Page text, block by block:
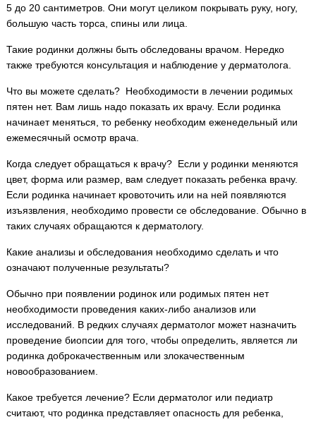
5 до 20 сантиметров. Они могут целиком покрывать руку, ногу,
большую часть торса, спины или лица.
Такие родинки должны быть обследованы врачом. Нередко
также требуются консультация и наблюдение у дерматолога.
Что вы можете сделать? Необходимости в лечении родимых
пятен нет. Вам лишь надо показать их врачу. Если родинка
начинает меняться, то ребенку необходим еженедельный или
ежемесячный осмотр врача.
Когда следует обращаться к врачу? Если у родинки меняются
цвет, форма или размер, вам следует показать ребенка врачу.
Если родинка начинает кровоточить или на ней появляются
изъязвления, необходимо провести се обследование. Обычно в
таких случаях обращаются к дерматологу.
Какие анализы и обследования необходимо сделать и что
означают полученные результаты?
Обычно при появлении родинок или родимых пятен нет
необходимости проведения каких-либо анализов или
исследований. В редких случаях дерматолог может назначить
проведение биопсии для того, чтобы определить, является ли
родинка доброкачественным или злокачественным
новообразованием.
Какое требуется лечение? Если дерматолог или педиатр
считают, что родинка представляет опасность для ребенка,